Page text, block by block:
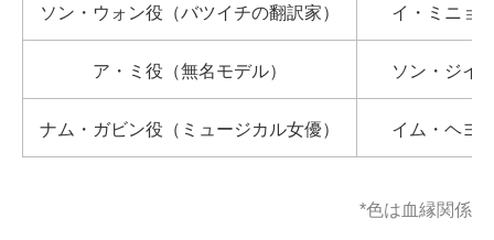
ソン・ウォン役（バツイチの翻訳家） イ・ミニョ
ア・ミ役（無名モデル） ソン・ジイ
ナム・ガビン役（ミュージカル女優） イム・ヘヨ
*色は血縁関係